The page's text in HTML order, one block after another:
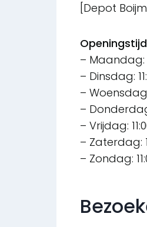
[Depot
– Maandag:
– Dinsdag:
– Woensdag:
–
– Vrijdag:
– Zaterdag:
– Zondag: